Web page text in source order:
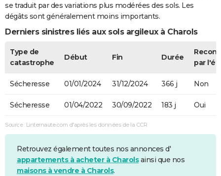
se traduit par des variations plus modérées des sols. Les
dégâts sont généralement moins importants.
Derniers sinistres liés aux sols argileux à Charols
Type de
catastrophe
Début Fin Durée
par
Sécheresse 01/01/2024 31/12/2024 366 j Non
Sécheresse 01/04/2022 30/09/2022 183 j Oui
Source : Linternaute.com d'après les données de la CCR
Retrouvez également toutes nos annonces d'
appartements à acheter à Charolsainsi que nos
maisons à vendre à Charols.